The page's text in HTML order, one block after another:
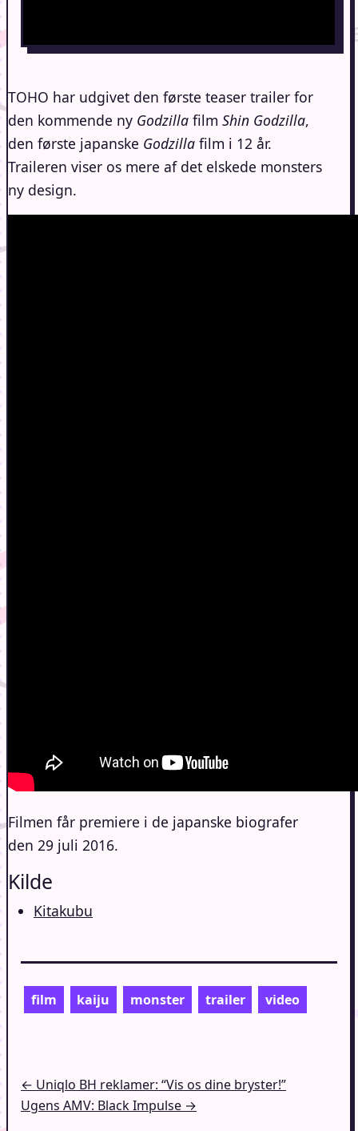
TOHO har udgivet den første teaser trailer for
den kommende ny Godzilla film Shin Godzilla,
den første japanske Godzilla film i 12 år.
Traileren viser os mere af det elskede monsters
ny design.
Filmen får premiere i de japanske biografer
den 29 juli 2016.
Kilde
Kitakubu
film kaiju monster trailer video
Indlægsnavigation
← Uniqlo BH reklamer: “Vis os dine bryster!”
Ugens AMV: Black Impulse →